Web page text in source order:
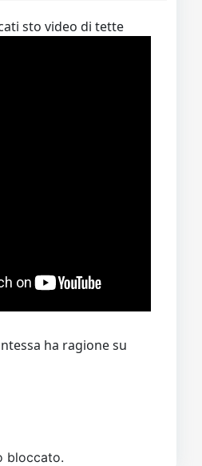
sto video di tette
ha ragione su
bloccato.